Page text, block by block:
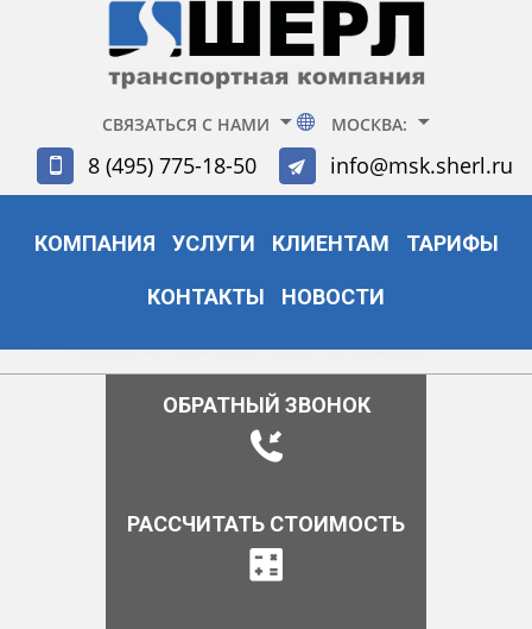
СВЯЗАТЬСЯ С НАМИ МОСКВА:
8 (495) 775-18-50 info@msk.sherl.ru
КОМПАНИЯ УСЛУГИ КЛИЕНТАМ ТАРИФЫ
КОНТАКТЫ НОВОСТИ
ОБРАТНЫЙ ЗВОНОК
РАССЧИТАТЬ СТОИМОСТЬ